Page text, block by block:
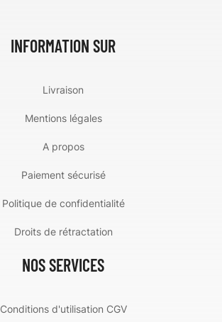
INFORMATION SUR
Livraison
Mentions légales
A propos
Paiement sécurisé
Politique de confidentialité
Droits de rétractation
NOS SERVICES
Conditions d'utilisation CGV